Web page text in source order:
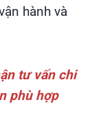
hành và
tư vấn chi
phù hợp